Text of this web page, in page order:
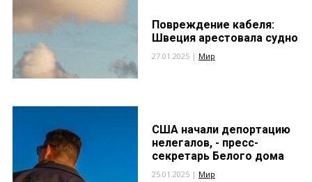
Повреждение кабеля:
Швеция арестовала судно
27.01.2025 | Мир
США начали депортацию
нелегалов, - пресс-
секретарь Белого дома
25.01.2025 | Мир